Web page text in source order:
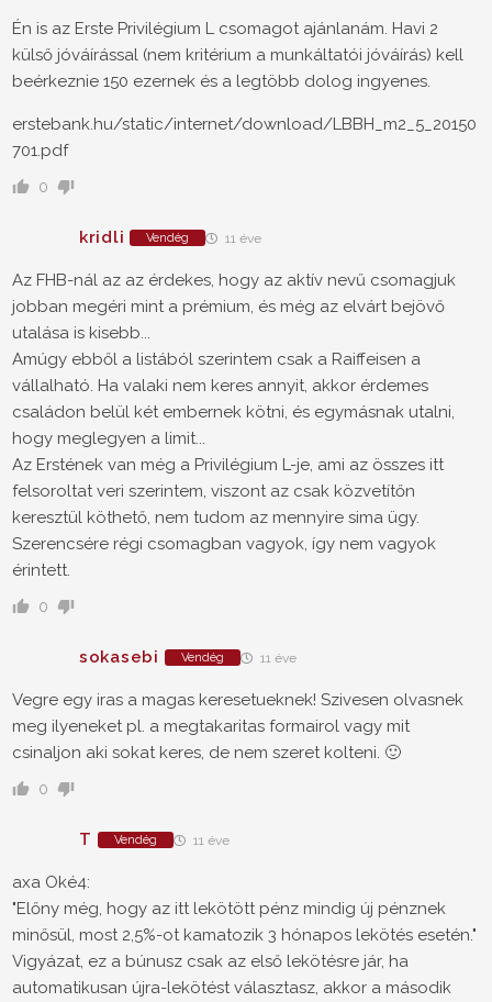
Én is az Erste Privilégium L csomagot ajánlanám. Havi 2
külső jóváírással (nem kritérium a munkáltatói jóváírás) kell
beérkeznie 150 ezernek és a legtöbb dolog ingyenes.
erstebank.hu/static/internet/download/LBBH_m2_5_20150
701.pdf
0
kridli Vendég 11 éve
Az FHB-nál az az érdekes, hogy az aktív nevű csomagjuk
jobban megéri mint a prémium, és még az elvárt bejövő
utalása is kisebb...
Amúgy ebből a listából szerintem csak a Raiffeisen a
vállalható. Ha valaki nem keres annyit, akkor érdemes
családon belül két embernek kötni, és egymásnak utalni,
hogy meglegyen a limit...
Az Erstének van még a Privilégium L-je, ami az összes itt
felsoroltat veri szerintem, viszont az csak közvetítőn
keresztül köthető, nem tudom az mennyire sima ügy.
Szerencsére régi csomagban vagyok, így nem vagyok
érintett.
0
sokasebi Vendég 11 éve
Vegre egy iras a magas keresetueknek! Szivesen olvasnek
meg ilyeneket pl. a megtakaritas formairol vagy mit
csinaljon aki sokat keres, de nem szeret kolteni. 🙂
0
T Vendég 11 éve
axa Oké4:
"Előny még, hogy az itt lekötött pénz mindig új pénznek
minősül, most 2,5%-ot kamatozik 3 hónapos lekötés esetén."
Vigyázat, ez a búnusz csak az első lekötésre jár, ha
automatikusan újra-lekötést választasz, akkor a második